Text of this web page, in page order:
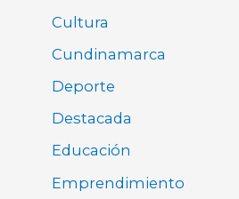
Cultura
Cundinamarca
Deporte
Destacada
Educación
Emprendimiento